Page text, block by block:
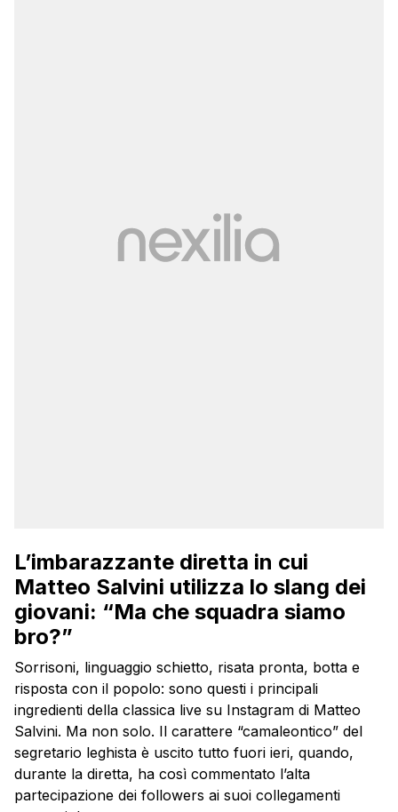
L’imbarazzante diretta in cui
Matteo Salvini utilizza lo slang dei
giovani: “Ma che squadra siamo
bro?”
Sorrisoni, linguaggio schietto, risata pronta, botta e
risposta con il popolo: sono questi i principali
ingredienti della classica live su Instagram di Matteo
Salvini. Ma non solo. Il carattere “camaleontico” del
segretario leghista è uscito tutto fuori ieri, quando,
durante la diretta, ha così commentato l’alta
partecipazione dei followers ai suoi collegamenti